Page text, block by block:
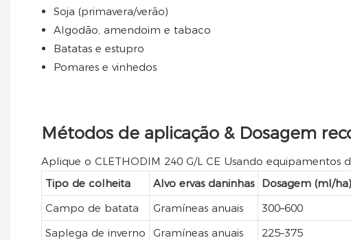
Soja (primavera/verão)
Algodão, amendoim e tabaco
Batatas e estupro
Pomares e vinhedos
Métodos de aplicação & Dosagem
Aplique o CLETHODIM 240 G/L CE Usando
Tipo de colheita
Alvo ervas daninhas Dosagem (ml/ha)
Campo de batata
Gramíneas anuais 300–600
Saplega de inverno
Gramíneas anuais 225–375